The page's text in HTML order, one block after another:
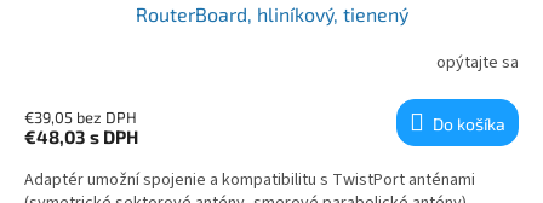
RouterBoard, hliníkový, tienený
opýtajte sa
€39,05 bez DPH
€48,03 s DPH
Do košíka
Adaptér umožní spojenie a kompatibilitu s TwistPort anténami